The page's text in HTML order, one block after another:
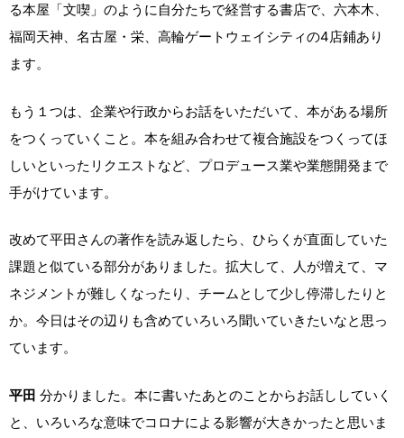
る本屋「文喫」のように自分たちで経営する書店で、六本木、
福岡天神、名古屋・栄、高輪ゲートウェイシティの4店鋪あり
ます。
もう１つは、企業や行政からお話をいただいて、本がある場所
をつくっていくこと。本を組み合わせて複合施設をつくってほ
しいといったリクエストなど、プロデュース業や業態開発まで
手がけています。
改めて平田さんの著作を読み返したら、ひらくが直面していた
課題と似ている部分がありました。拡大して、人が増えて、マ
ネジメントが難しくなったり、チームとして少し停滞したりと
か。今日はその辺りも含めていろいろ聞いていきたいなと思っ
ています。
平田 分かりました。本に書いたあとのことからお話ししていく
と、いろいろな意味でコロナによる影響が大きかったと思いま